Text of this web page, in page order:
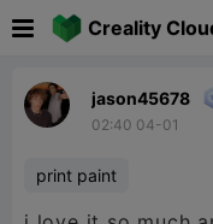
Creality
jason45678
02:40 04-01
print paint